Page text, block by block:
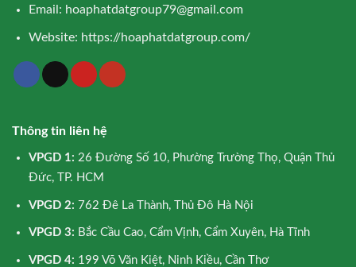
Email: hoaphatdatgroup79@gmail.com
Website: https://hoaphatdatgroup.com/
Thông tin liên hệ
VPGD 1: 26 Đường Số 10, Phường Trường Thọ, Quận Thủ
Đức, TP. HCM
VPGD 2: 762 Đê La Thành, Thủ Đô Hà Nội
VPGD 3: Bắc Cầu Cao, Cẩm Vịnh, Cẩm Xuyên, Hà Tĩnh
VPGD 4: 199 Võ Văn Kiệt, Ninh Kiều, Cần Thơ